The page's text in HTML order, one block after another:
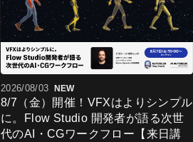
2026/08/03 NEW
8/7（金）開催！VFXはよりシンプル
に。Flow Studio 開発者が語る次世
代のAI・CGワークフロー【来日講